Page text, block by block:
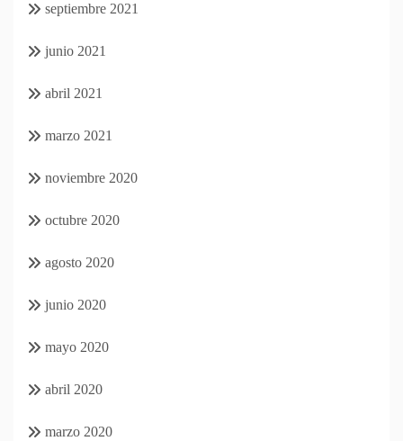
septiembre 2021
junio 2021
abril 2021
marzo 2021
noviembre 2020
octubre 2020
agosto 2020
junio 2020
mayo 2020
abril 2020
marzo 2020